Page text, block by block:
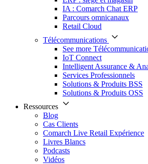
IA : Comarch Chat ERP
Parcours omnicanaux
Retail Cloud
Télécommunications
See more
IoT Connect
Intelligent Assurance &
Services Professionnels
Solutions & Produits BSS
Solutions & Produits OSS
Ressources
Blog
Cas Clients
Comarch Live Retail Expérience
Livres Blancs
Podcasts
Vidéos